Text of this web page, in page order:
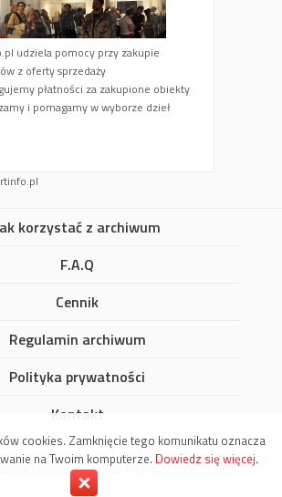
cookies. Zamknięcie tego komunikatu oznacza
na Twoim komputerze. Dowiedz się więcej.
udziela pomocy przy zakupie
z oferty sprzedaży
płatności za zakupione obiekty
i pomagamy w wyborze dzieł
korzystać z archiwum
F.A.Q
Cennik
Regulamin archiwum
Polityka prywatności
Kontakt
prawa zastrzeżone: Artinfo.pl 2000-2026